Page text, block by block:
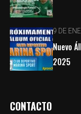
9 DE
Nuevo
2025
CONTACTO